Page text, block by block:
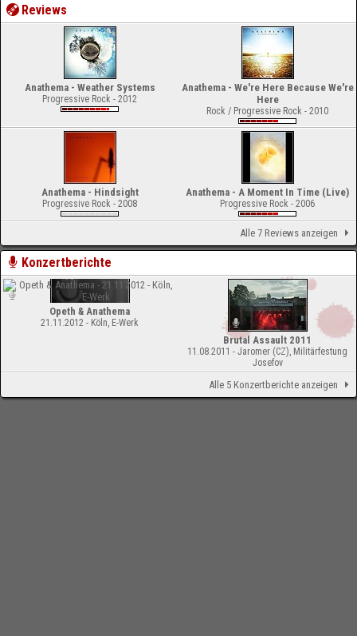
Reviews
Anathema - Weather Systems
Progressive Rock - 2012
Anathema - We're Here Because We're
Here
Rock / Progressive Rock - 2010
Anathema - Hindsight
Progressive Rock - 2008
Anathema - A Moment In Time (Live)
Progressive Rock - 2006
Alle 7 Reviews anzeigen
Konzertberichte
Opeth & Anathema
21.11.2012 - Köln, E-Werk
Brutal Assault 2011
11.08.2011 - Jaromer (CZ), Militärfestung
Josefov
Alle 5 Konzertberichte anzeigen